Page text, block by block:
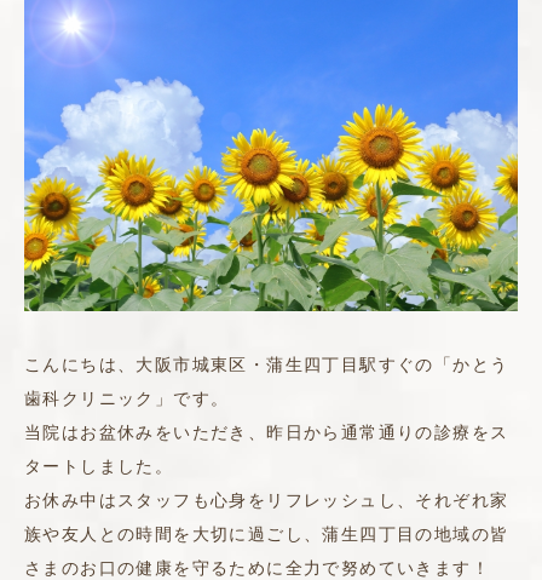
こんにちは、大阪市城東区・蒲生四丁目駅すぐの「かとう
歯科クリニック」です。
当院はお盆休みをいただき、昨日から通常通りの診療をス
タートしました。
お休み中はスタッフも心身をリフレッシュし、それぞれ家
族や友人との時間を大切に過ごし、蒲生四丁目の地域の皆
さまのお口の健康を守るために全力で努めていきます！